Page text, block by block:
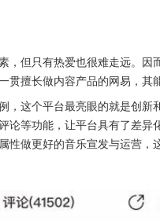
，但只有热爱也很难走远。
贯擅长做内容产品的网易，其
，这个平台最亮眼的就是创新
论等功能，让平台具有了差
性做更好的音乐宣发与运营，